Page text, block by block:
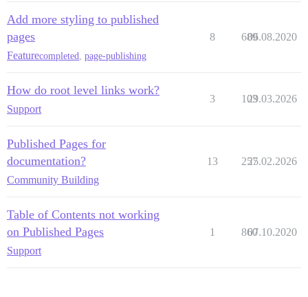
Add more styling to published
pages
Featurecompleted page-publishing
8 689
06.08.2020
How do root level links work?
Support
3 103
29.03.2026
Published Pages for
documentation?
Community Building
13 257
25.02.2026
Table of Contents not working
on Published Pages
Support
1 860
07.10.2020